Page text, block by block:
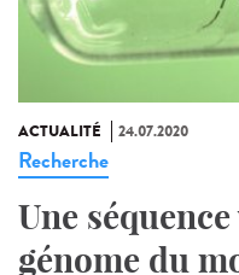
ACTUALITÉ 24.07.2020
Recherche
Une
génome du